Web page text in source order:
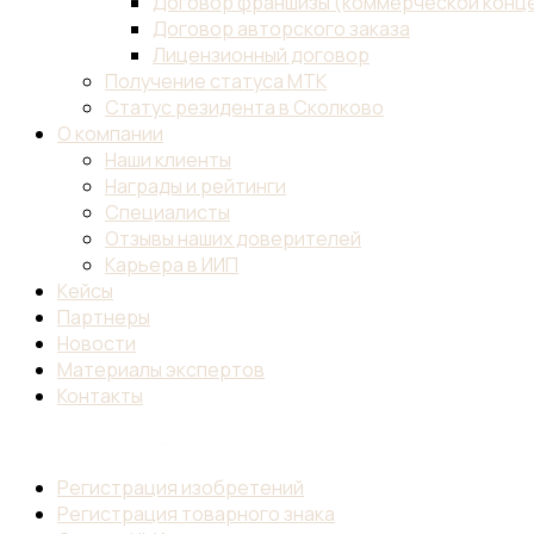
Договор авторского заказа
Лицензионный договор
Получение статуса МТК
Статус резидента в Сколково
О компании
Наши клиенты
Награды и рейтинги
Специалисты
Отзывы наших доверителей
Карьера в ИИП
Кейсы
Партнеры
Новости
Материалы экспертов
Контакты
Регистрация изобретений
Регистрация товарного знака